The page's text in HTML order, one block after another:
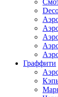
Граффити